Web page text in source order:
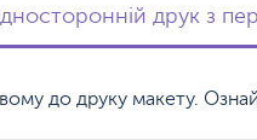
друк з
до друку макету.